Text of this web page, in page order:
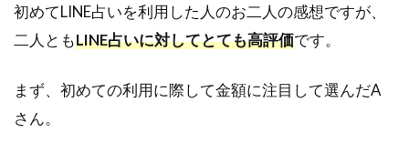
ヴェ
のチ
ト占
初めてLINE占いを利用した人のお二人の感想ですが、
二人ともLINE占いに対してとても高評価です。
まず、初めての利用に際して金額に注目して選んだA
さん。